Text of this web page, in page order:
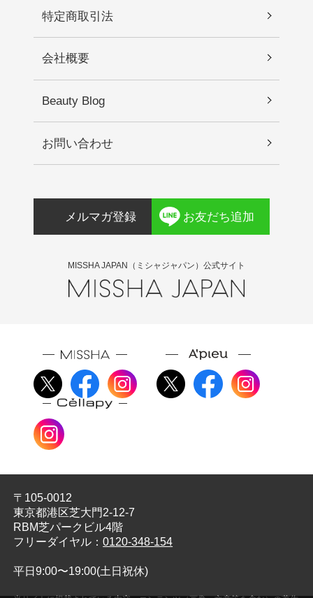
特定商取引法
会社概要
Beauty Blog
お問い合わせ
メルマガ登録 お友だち追加
MISSHA JAPAN（ミシャジャパン）公式サイト
〒105-0012
東京都港区芝大門2-12-7
RBM芝パークビル4階
フリーダイヤル：0120-348-154
平日9:00〜19:00(土日祝休)